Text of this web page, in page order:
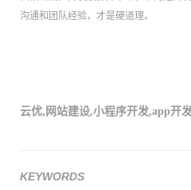
沟通和团队经验，才是硬道理。
云优, 网站建设,小程序开发,app开
KEYWORDS